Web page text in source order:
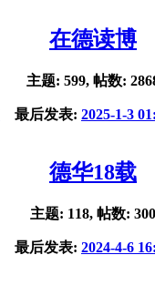
在德读博
主题: 599, 帖数:
最后发表: 2025-1-3
德华18载
主题: 118, 帖数: 300
最后发表: 2024-4-6